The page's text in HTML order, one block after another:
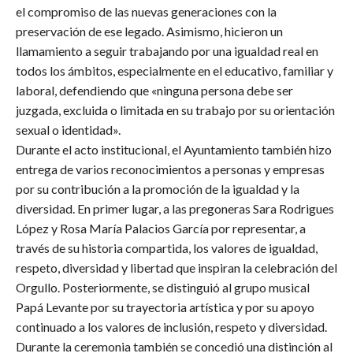
el compromiso de las nuevas generaciones con la
preservación de ese legado. Asimismo, hicieron un
llamamiento a seguir trabajando por una igualdad real en
todos los ámbitos, especialmente en el educativo, familiar y
laboral, defendiendo que «ninguna persona debe ser
juzgada, excluida o limitada en su trabajo por su orientación
sexual o identidad».
Durante el acto institucional, el Ayuntamiento también hizo
entrega de varios reconocimientos a personas y empresas
por su contribución a la promoción de la igualdad y la
diversidad. En primer lugar, a las pregoneras Sara Rodrigues
López y Rosa María Palacios García por representar, a
través de su historia compartida, los valores de igualdad,
respeto, diversidad y libertad que inspiran la celebración del
Orgullo. Posteriormente, se distinguió al grupo musical
Papá Levante por su trayectoria artística y por su apoyo
continuado a los valores de inclusión, respeto y diversidad.
Durante la ceremonia también se concedió una distinción al